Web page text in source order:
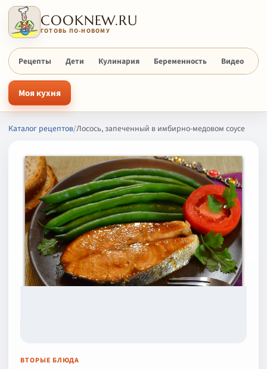
COOKNEW.RU
ГОТОВЬ ПО-НОВОМУ
Рецепты Дети Кулинария Беременность Видео
Моя кухня
Каталог рецептов/Лосось, запеченный в имбирно-медовом соусе
ВТОРЫЕ БЛЮДА